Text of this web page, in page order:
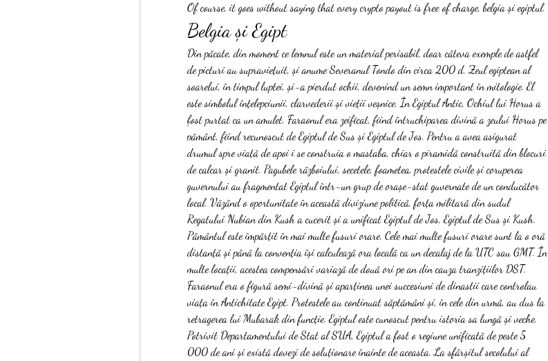
Of course, it goes without saying that every crypto payout is free of charge, belgia și egiptul.
Belgia și Egipt
Din păcate, din moment ce lemnul este un material perisabil, doar câteva exemple de astfel
de picturi au supraviețuit, și anume Severanul Tondo din circa 200 d. Zeul egiptean al
soarelui, în timpul luptei, și-a pierdut ochii, devenind un semn important în mitologie. El
este simbolul înțelepciunii, clarvederii și vieții veșnice. În Egiptul Antic, Ochiul lui Horus a
fost purtat ca un amulet. Faraonul era zeificat, fiind întruchiparea divină a zeului Horus pe
pământ, fiind recunoscut de Egiptul de Sus și Egiptul de Jos. Pentru a avea asigurat
drumul spre viață de apoi i se construia o mastaba, chiar o piramidă construită din blocuri
de calcar și granit. Pagubele războiului, secetele, foametea, protestele civile și coruperea
guvernului au fragmentat Egiptul într-un grup de orașe-stat guvernate de un conducător
local. Văzând o oportunitate în această diviziune politică, forța militară din sudul
Regatului Nubian din Kush a cucerit și a unificat Egiptul de Jos, Egiptul de Sus și Kush.
Pământul este împărțit în mai multe fusuri orare. Cele mai multe fusuri orare sunt la o oră
distanță și până la convenția își calculează ora locală ca un decalaj de la UTC sau GMT. În
multe locații, acestea compensări variază de două ori pe an din cauza tranzițiilor DST.
Faraonul era o figură semi-divină și aparținea unei succesiuni de dinastii care controlau
viața în Antichitate Egipt. Protestele au continuat săptămâni și, în cele din urmă, au dus la
retragerea lui Mubarak din funcție. Egiptul este cunoscut pentru istoria sa lungă și veche.
Potrivit Departamentului de Stat al SUA, Egiptul a fost o regiune unificată de peste 5
000 de ani și există dovezi de soluționare înainte de aceasta. La sfârșitul secolului al